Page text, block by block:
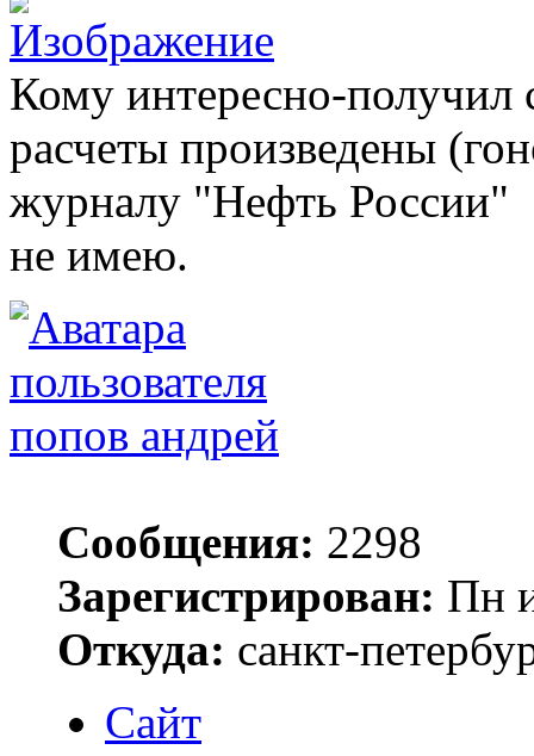
Кому интересно-получил
расчеты произведены
журналу "Нефть России"
не имею.
попов андрей
Сообщения: 2298
Зарегистрирован: Пн
Откуда: санкт-
Сайт